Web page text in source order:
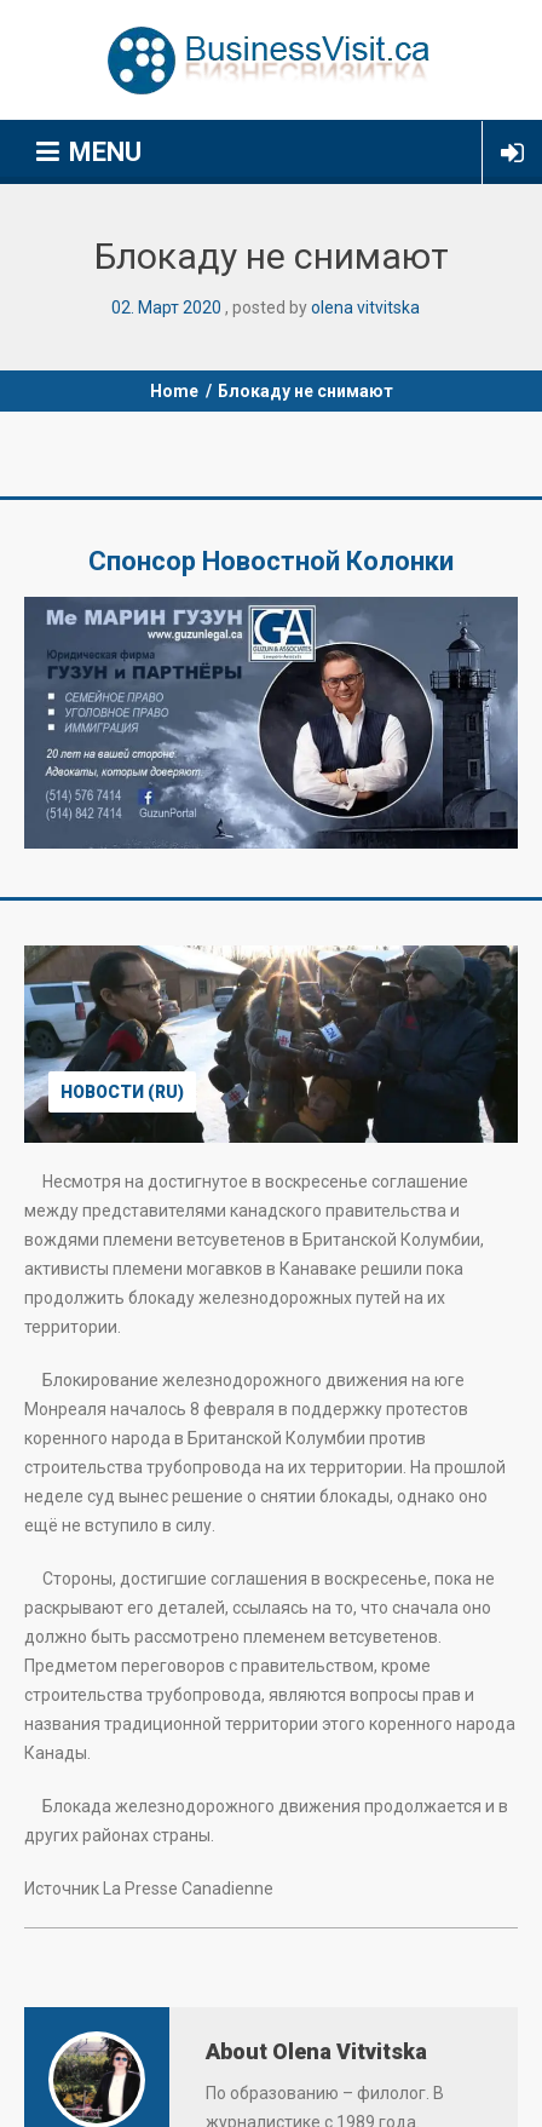
MENU
Блокаду не снимают
02 Март2020 posted byolena vitvitska
Home / Блокаду не снимают
Спонсор Новостной Колонки
НОВОСТИ (RU)
Несмотря на достигнутое в воскресенье соглашение
между представителями канадского правительства и
вождями племени ветсуветенов в Британской Колумбии,
активисты племени могавков в Канаваке решили пока
продолжить блокаду железнодорожных путей на их
территории.
Блокирование железнодорожного движения на юге
Монреаля началось 8 февраля в поддержку протестов
коренного народа в Британской Колумбии против
строительства трубопровода на их территории. На прошлой
неделе суд вынес решение о снятии блокады, однако оно
ещё не вступило в силу.
Стороны, достигшие соглашения в воскресенье, пока не
раскрывают его деталей, ссылаясь на то, что сначала оно
должно быть рассмотрено племенем ветсуветенов.
Предметом переговоров с правительством, кроме
строительства трубопровода, являются вопросы прав и
названия традиционной территории этого коренного народа
Канады.
Блокада железнодорожного движения продолжается и в
других районах страны.
Источник La Presse Canadienne
About Olena Vitvitska
По образованию – филолог. В
журналистике с 1989 года.